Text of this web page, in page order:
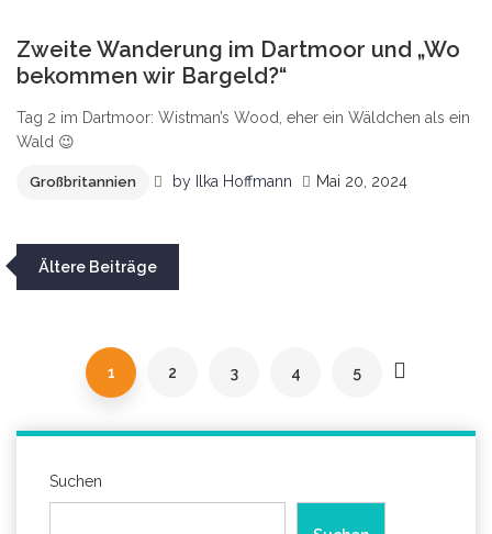
Zweite Wanderung im Dartmoor und „Wo
bekommen wir Bargeld?“
Tag 2 im Dartmoor: Wistman’s Wood, eher ein Wäldchen als ein
Wald 😉
Großbritannien by Ilka Hoffmann Mai 20, 2024
Beitragsnavigation
Ältere Beiträge
1 2 3 4 5
Suchen